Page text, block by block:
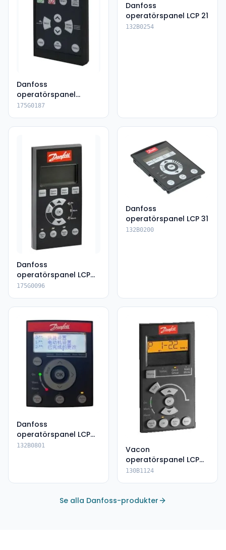
Danfoss
operatörspanel
LCP601
175G0187
Danfoss
operatörspanel LCP 21
132B0254
Danfoss
operatörspanel LCP
501
175G0096
Danfoss
operatörspanel LCP 31
132B0200
Danfoss
operatörspanel LCP
23
132B0801
Vacon
operatörspanel LCP
101
130B1124
Se alla Danfoss-produkter